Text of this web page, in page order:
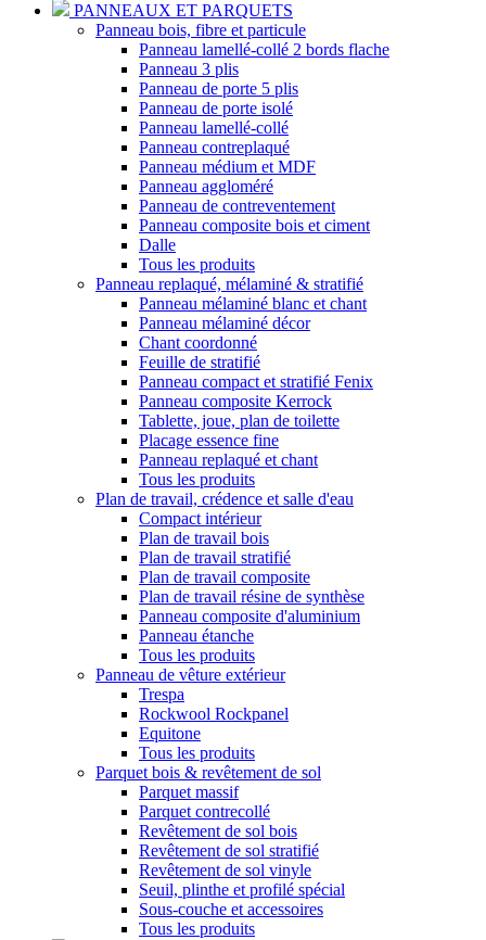
PANNEAUX ET PARQUETS
Panneau bois, fibre et particule
Panneau lamellé-collé 2 bords flache
Panneau 3 plis
Panneau de porte 5 plis
Panneau de porte isolé
Panneau lamellé-collé
Panneau contreplaqué
Panneau médium et MDF
Panneau aggloméré
Panneau de contreventement
Panneau composite bois et ciment
Dalle
Tous les produits
Panneau replaqué, mélaminé & stratifié
Panneau mélaminé blanc et chant
Panneau mélaminé décor
Chant coordonné
Feuille de stratifié
Panneau compact et stratifié Fenix
Panneau composite Kerrock
Tablette, joue, plan de toilette
Placage essence fine
Panneau replaqué et chant
Tous les produits
Plan de travail, crédence et salle d'eau
Compact intérieur
Plan de travail bois
Plan de travail stratifié
Plan de travail composite
Plan de travail résine de synthèse
Panneau composite d'aluminium
Panneau étanche
Tous les produits
Panneau de vêture extérieur
Trespa
Rockwool Rockpanel
Equitone
Tous les produits
Parquet bois & revêtement de sol
Parquet massif
Parquet contrecollé
Revêtement de sol bois
Revêtement de sol stratifié
Revêtement de sol vinyle
Seuil, plinthe et profilé spécial
Sous-couche et accessoires
Tous les produits